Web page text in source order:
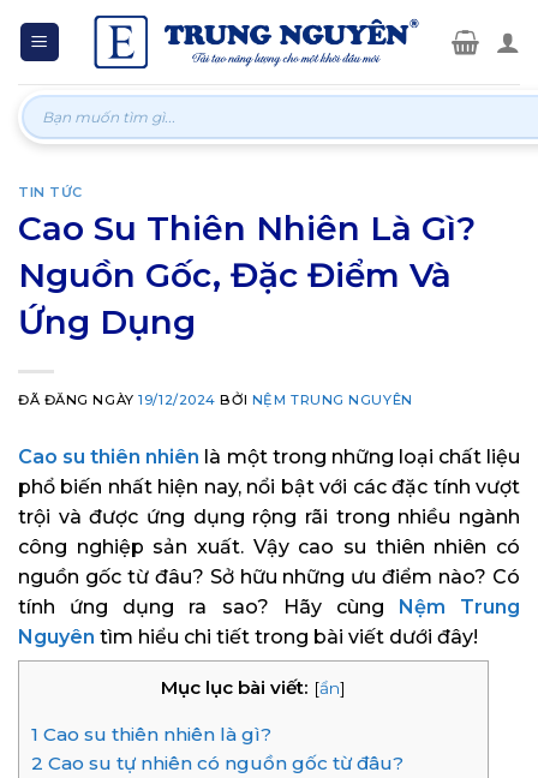
Tìm
kiếm:
TIN TỨC
Cao Su Thiên Nhiên Là Gì?
Nguồn Gốc, Đặc Điểm Và
Ứng Dụng
ĐÃ ĐĂNG NGÀY19/12/2024 BỞI NỆM TRUNG NGUYÊN
Cao su thiên nhiên là một trong những loại chất liệu
phổ biến nhất hiện nay, nổi bật với các đặc tính vượt
trội và được ứng dụng rộng rãi trong nhiều ngành
công nghiệp sản xuất. Vậy cao su thiên nhiên có
nguồn gốc từ đâu? Sở hữu những ưu điểm nào? Có
tính ứng dụng ra sao? Hãy cùng
Nệm Trung
Nguyên tìm hiểu chi tiết trong bài viết dưới đây!
Mục lục bài viết: [ẩn]
1 Cao su thiên nhiên là gì?
2 Cao su tự nhiên có nguồn gốc từ đâu?